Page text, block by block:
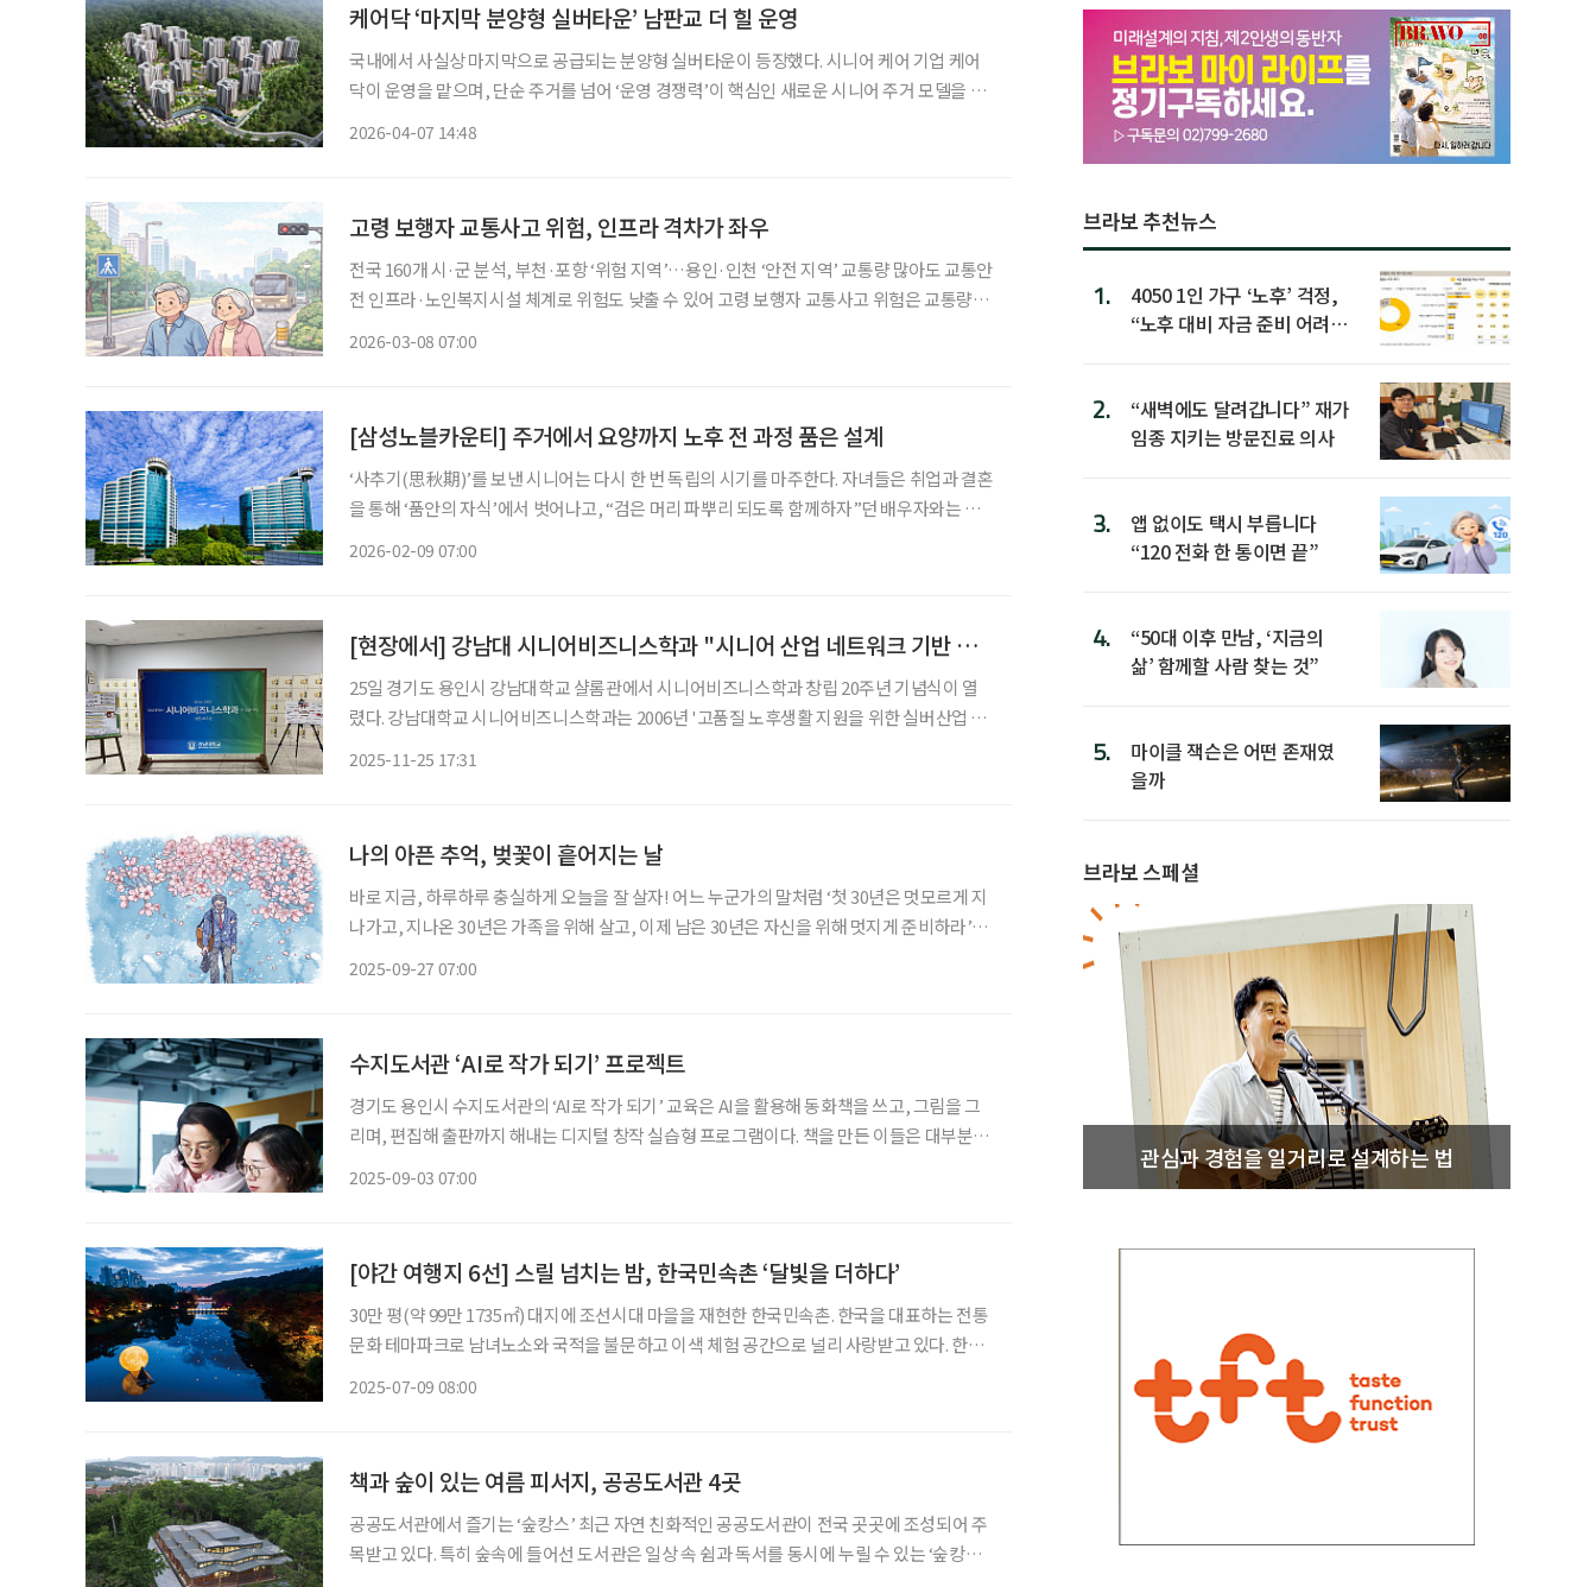
케어닥 ‘마지막 분양형 실버타운’ 남판교 더 힐 운영
국내에서 사실상 마지막으로 공급되는 분양형 실버타운이 등장했다. 시니어 케어 기업 케어
닥이 운영을 맡으며, 단순 주거를 넘어 ‘운영 경쟁력’이 핵심인 새로운 시니어 주거 모델을 예
2026-04-07 14:48
고령 보행자 교통사고 위험, 인프라 격차가 좌우
전국 160개 시·군 분석, 부천·포항 ‘위험 지역’…용인·인천 ‘안전 지역’ 교통량 많아도 교통안
전 인프라·노인복지시설 체계로 위험도 낮출 수 있어 고령 보행자 교통사고 위험은 교통량,
2026-03-08 07:00
[삼성노블카운티] 주거에서 요양까지 노후 전 과정 품은 설계
‘사추기(思秋期)’를 보낸 시니어는 다시 한 번 독립의 시기를 마주한다. 자녀들은 취업과 결혼
을 통해 ‘품안의 자식’에서 벗어나고, “검은 머리 파뿌리 되도록 함께하자”던 배우자와는 사
2026-02-09 07:00
[현장에서] 강남대 시니어비즈니스학과 "시니어 산업 네트워크 기반 마련"
25일 경기도 용인시 강남대학교 샬롬관에서 시니어비즈니스학과 창립 20주년 기념식이 열
렸다. 강남대학교 시니어비즈니스학과는 2006년 '고품질 노후생활 지원을 위한 실버산업 전
2025-11-25 17:31
나의 아픈 추억, 벚꽃이 흩어지는 날
바로 지금, 하루하루 충실하게 오늘을 잘 살자! 어느 누군가의 말처럼 ‘첫 30년은 멋모르게 지
나가고, 지나온 30년은 가족을 위해 살고, 이제 남은 30년은 자신을 위해 멋지게 준비하라’고.
2025-09-27 07:00
수지도서관 ‘AI로 작가 되기’ 프로젝트
경기도 용인시 수지도서관의 ‘AI로 작가 되기’ 교육은 AI을 활용해 동화책을 쓰고, 그림을 그
리며, 편집해 출판까지 해내는 디지털 창작 실습형 프로그램이다. 책을 만든 이들은 대부분
2025-09-03 07:00
[야간 여행지 6선] 스릴 넘치는 밤, 한국민속촌 ‘달빛을 더하다’
30만 평(약 99만 1735㎡) 대지에 조선시대 마을을 재현한 한국민속촌. 한국을 대표하는 전통
문화 테마파크로 남녀노소와 국적을 불문하고 이색 체험 공간으로 널리 사랑받고 있다. 한국
2025-07-09 08:00
책과 숲이 있는 여름 피서지, 공공도서관 4곳
공공도서관에서 즐기는 ‘숲캉스’ 최근 자연 친화적인 공공도서관이 전국 곳곳에 조성되어 주
목받고 있다. 특히 숲속에 들어선 도서관은 일상 속 쉼과 독서를 동시에 누릴 수 있는 ‘숲캉스
브라보 추천뉴스
1.
4050 1인 가구 ‘노후’ 걱정,
“노후 대비 자금 준비 어려
2.
“새벽에도 달려갑니다” 재가
임종 지키는 방문진료 의사
3.
앱 없이도 택시 부릅니다
“120 전화 한 통이면 끝”
4.
“50대 이후 만남, ‘지금의
삶’ 함께할 사람 찾는 것”
5.
마이클 잭슨은 어떤 존재였
을까
브라보 스페셜
관심과 경험을 일거리로 설계하는 법